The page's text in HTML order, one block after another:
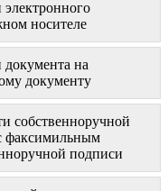
электронного
носителе
документа на
документу
собственноручной
факсимильным
подписи